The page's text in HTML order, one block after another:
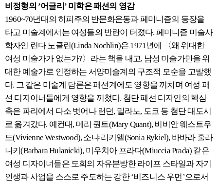
비정형의 ’어글리’ 미학은 패션의 영감
1960~70년대의 히피주의 반문화운동과 페미니즘의 등장을
타고 미술계에서는 여성들의 반란이 터졌다. 페미니즘 미술사
학자인 린다 노클린(Linda Nochlin)은 1971년에 〈왜 위대한
여성 미술가가 없는가?〉라는 책을 내고, 남성 미술가만을 위
대한 예술가로 인정하는 서양미술계의 구조적 모순을 고발했
다. 그 같은 미술계 담론은 패션계에도 영향을 끼치며 여성 패
션 디자이너들에게 영향을 끼쳤다. 첨단 패션 디자인의 핵심
축은 파리에서 다소 벗어나 런던, 밀라노, 도쿄 등 첨단 대도시
로 옮겨갔다. 예컨대, 메리 퀀트(Mary Quant), 비비안 웨스트우
드(Vivienne Westwood), 소냐 리키엘(Sonia Rykiel), 바바라 훌라
니키(Barbara Hulanicki), 미우치아 프라다(Miuccia Prada) 같은
여성 디자이너들은 도회의 자유분방한 라이프 스타일과 자기
인생과 사업을 스스로 주도하는 강한 ‘비즈니스 우먼’으로서